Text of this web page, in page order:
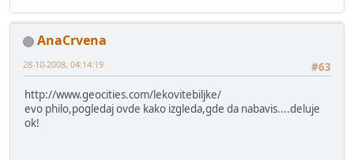
AnaCrvena
#63
28-10-2008, 04:14:19
http://www.geocities.com/lekovitebiljke/
evo philo,pogledaj ovde kako izgleda,gde da nabavis....deluje
ok!